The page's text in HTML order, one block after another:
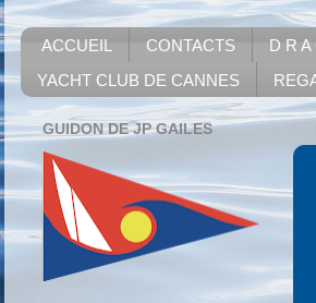
ACCUEIL CONTACTS D R A
YACHT CLUB DE CANNES
GUIDON DE JP GAILES